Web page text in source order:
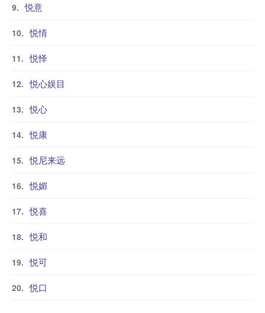
悦意
悦情
悦怿
悦心娱目
悦心
悦康
悦尼来远
悦媚
悦喜
悦和
悦可
悦口